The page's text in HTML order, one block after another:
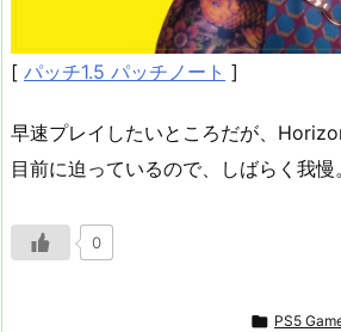
[ パッチ1.5 パッチノート ]
早速プレイしたいところだが、
目前に迫っているので、しばらく我慢。
0
 PS5